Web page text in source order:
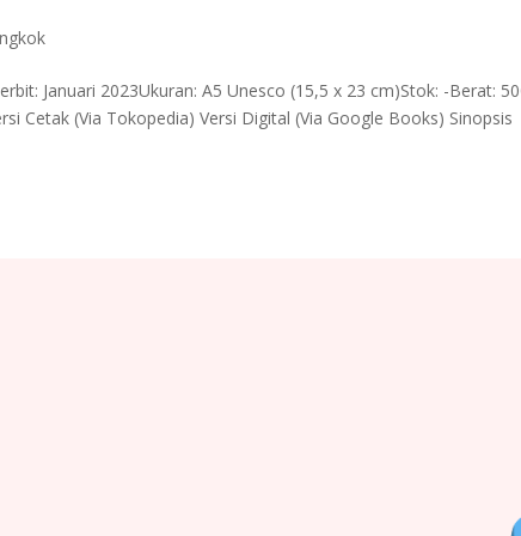
Januari 2023Ukuran: A5 Unesco (15,5 x 23 cm)Stok: -Berat:
Cetak (Via Tokopedia) Versi Digital (Via Google Books) Sinopsis